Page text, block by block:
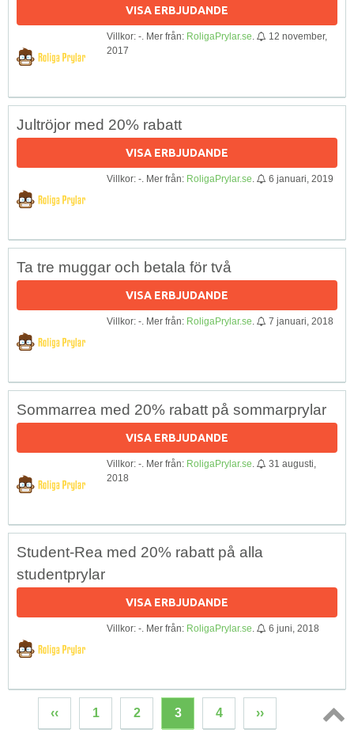
VISA ERBJUDANDE
Villkor: -. Mer från: RoligaPrylar.se
12 november,
2017
Jultröjor med 20% rabatt
VISA ERBJUDANDE
Villkor: -. Mer från: RoligaPrylar.se 6 januari, 2019
Ta tre muggar och betala för två
VISA ERBJUDANDE
Villkor: -. Mer från: RoligaPrylar.se 7 januari, 2018
Sommarrea med 20% rabatt på sommarprylar
VISA ERBJUDANDE
Villkor: -. Mer från: RoligaPrylar.se
31 augusti,
2018
Student-Rea med 20% rabatt på alla
studentprylar
VISA ERBJUDANDE
Villkor: -. Mer från: RoligaPrylar.se 6 juni, 2018
‹‹ 1 2 3 4 ››